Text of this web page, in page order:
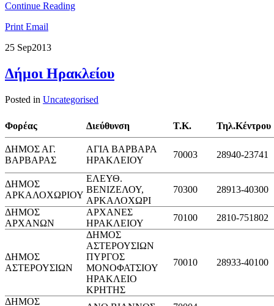
Continue Reading
Print Email
25 Sep2013
Δήμοι Ηρακλείου
Posted in Uncategorised
Φορέας Διεύθυνση Τ.Κ. Τηλ.Κέντρου
ΔΗΜΟΣ ΑΓ.
ΒΑΡΒΑΡΑΣ
ΑΓΙΑ ΒΑΡΒΑΡΑ
ΗΡΑΚΛΕΙΟΥ
70003 28940-23741
ΔΗΜΟΣ
ΑΡΚΑΛΟΧΩΡΙΟΥ
ΕΛΕΥΘ.
ΒΕΝΙΖΕΛΟΥ,
ΑΡΚΑΛΟΧΩΡΙ
70300 28913-40300
ΔΗΜΟΣ
ΑΡΧΑΝΩΝ
ΑΡΧΑΝΕΣ
ΗΡΑΚΛΕΙΟΥ
70100 2810-751802
ΔΗΜΟΣ
ΑΣΤΕΡΟΥΣΙΩΝ
ΔΗΜΟΣ
ΑΣΤΕΡΟΥΣΙΩΝ
ΠΥΡΓΟΣ
ΜΟΝΟΦΑΤΣΙΟΥ
ΗΡΑΚΛΕΙΟ
ΚΡΗΤΗΣ
70010 28933-40100
ΔΗΜΟΣ